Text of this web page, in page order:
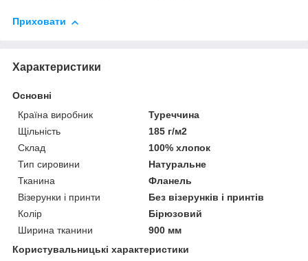
Приховати
Характеристики
Основні
Країна виробник
Туреччина
Щільність
185 г/м2
Склад
100% хлопок
Тип сировини
Натуральне
Тканина
Фланель
Візерунки і принти
Без візерунків і принтів
Колір
Бірюзовий
Ширина тканини
900 мм
Користувальницькі характеристики